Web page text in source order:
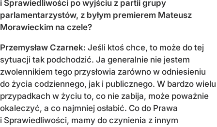
i Sprawiedliwości po wyjściu z partii grupy
parlamentarzystów, z byłym premierem Mateusz
Morawieckim na czele?
Przemysław Czarnek: Jeśli ktoś chce, to może do tej
sytuacji tak podchodzić. Ja generalnie nie jestem
zwolennikiem tego przysłowia zarówno w odniesieniu
do życia codziennego, jak i publicznego. W bardzo wielu
przypadkach w życiu to, co nie zabija, może poważnie
okaleczyć, a co najmniej osłabić. Co do Prawa
i Sprawiedliwości, mamy do czynienia z innym